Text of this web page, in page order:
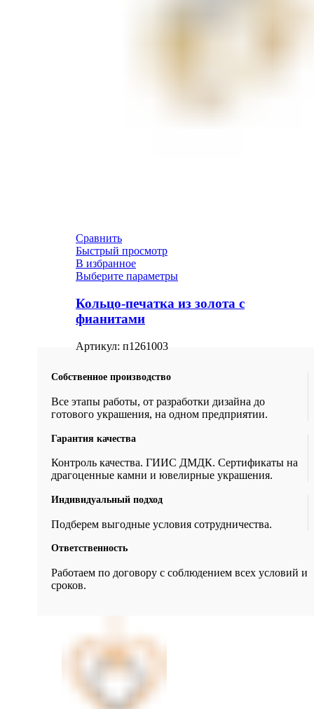
Сравнить
Быстрый просмотр
В избранное
Выберите параметры
Кольцо-печатка из золота с
фианитами
Артикул: п1261003
Собственное производство
Все этапы работы, от разработки дизайна до
готового украшения, на одном предприятии.
Гарантия качества
Контроль качества. ГИИС ДМДК. Сертификаты на
драгоценные камни и ювелирные украшения.
Индивидуальный подход
Подберем выгодные условия сотрудничества.
Ответственность
Работаем по договору с соблюдением всех условий и
сроков.